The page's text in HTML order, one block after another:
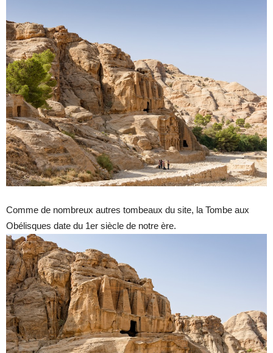
Comme de nombreux autres tombeaux du site, la Tombe aux
Obélisques date du 1er siècle de notre ère.